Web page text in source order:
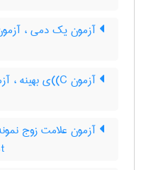
آزمون یک دمی ،
آزمون C)‌)ی بهینه ، آزمون C(‌‌a‌l‌p‌h‌a)ی بهینه
آزمون علامت زوج